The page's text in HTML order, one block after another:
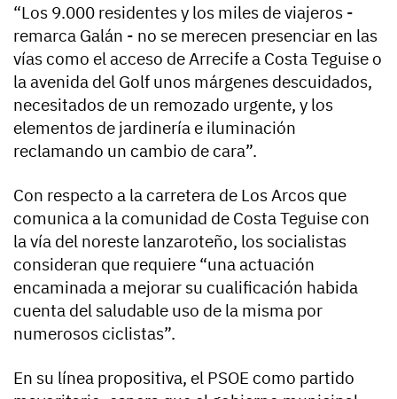
“Los 9.000 residentes y los miles de viajeros -
remarca Galán - no se merecen presenciar en las
vías como el acceso de Arrecife a Costa Teguise o
la avenida del Golf unos márgenes descuidados,
necesitados de un remozado urgente, y los
elementos de jardinería e iluminación
reclamando un cambio de cara”.
Con respecto a la carretera de Los Arcos que
comunica a la comunidad de Costa Teguise con
la vía del noreste lanzaroteño, los socialistas
consideran que requiere “una actuación
encaminada a mejorar su cualificación habida
cuenta del saludable uso de la misma por
numerosos ciclistas”.
En su línea propositiva, el PSOE como partido